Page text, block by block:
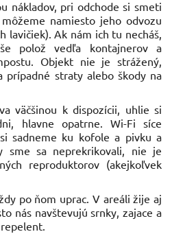
nákladov, pri odchode si smeti
namiesto jeho odvozu
lavičiek). Ak nám ich tu necháš,
polož vedľa kontajnerov a
Objekt nie je strážený,
prípadné straty alebo škody na
väčšinou k dispozícii, uhlie si
hlavne opatrne. Wi-Fi síce
sadneme ku kofole a pivku a
sme sa neprekrikovali, nie je
reproduktorov (akejkoľvek
po ňom uprac. V areáli žije aj
nás navštevujú srnky, zajace a